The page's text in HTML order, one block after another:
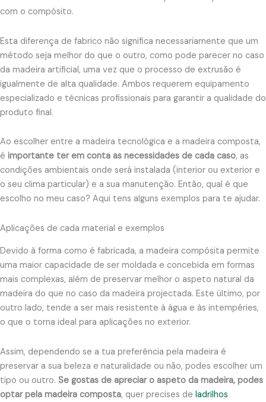
com o compósito.
Esta diferença de fabrico não significa necessariamente que um
método seja melhor do que o outro, como pode parecer no caso
da madeira artificial, uma vez que o processo de extrusão é
igualmente de alta qualidade. Ambos requerem equipamento
especializado e técnicas profissionais para garantir a qualidade do
produto final.
Ao escolher entre a madeira tecnológica e a madeira composta,
é importante ter em conta as necessidades de cada caso, as
condições ambientais onde será instalada (interior ou exterior e
o seu clima particular) e a sua manutenção. Então, qual é que
escolho no meu caso? Aqui tens alguns exemplos para te ajudar.
Aplicações de cada material e exemplos
Devido à forma como é fabricada, a madeira compósita permite
uma maior capacidade de ser moldada e concebida em formas
mais complexas, além de preservar melhor o aspeto natural da
madeira do que no caso da madeira projectada. Este último, por
outro lado, tende a ser mais resistente à água e às intempéries,
o que o torna ideal para aplicações no exterior.
Assim, dependendo se a tua preferência pela madeira é
preservar a sua beleza e naturalidade ou não, podes escolher um
tipo ou outro. Se gostas de apreciar o aspeto da madeira, podes
optar pela madeira composta, quer precises de ladrilhos